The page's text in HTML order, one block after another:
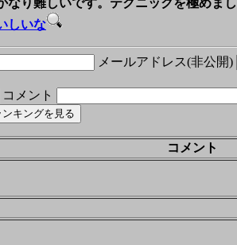
なり難しいです。テクニックを極めま
しいな
メールアドレス(非公開)
コメント
コメント